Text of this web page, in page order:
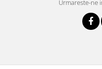
Urmareste-ne